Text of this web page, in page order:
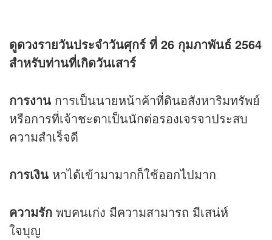
ดูดวงรายวันประจำวันศุกร์ ที่ 26 กุมภาพันธ์ 2564
สำหรับท่านที่เกิดวันเสาร์
การงาน การเป็นนายหน้าค้าที่ดินอสังหาริมทรัพย์
หรือการที่เจ้าชะตาเป็นนักต่อรองเจรจาประสบ
ความสำเร็จดี
การเงิน หาได้เข้ามามากก็ใช้ออกไปมาก
ความรัก พบคนเก่ง มีความสามารถ มีเสน่ห์
ใจบุญ